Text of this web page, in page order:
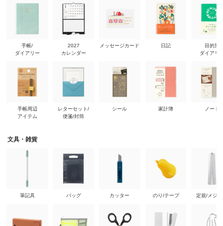
手帳/
ダイアリー
手帳周辺
アイテム
2027
カレンダー
レターセット/
便箋/封筒
メッセージカード
シール
日記
家計簿
目的別
ダイアリ
ノート
文具・雑貨
筆記具 バッグ カッター のり/テープ 定規/メジ